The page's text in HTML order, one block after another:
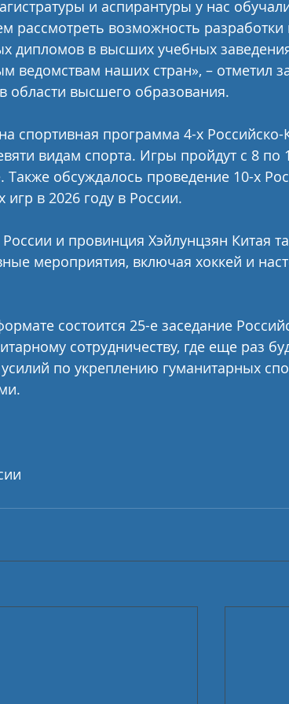
и аспирантуры у нас
рассмотреть возможность разработки
дипломов в высших учебных
ведомствам наших стран», – отметил
области высшего образования.
спортивная программа 4-х Российско-
видам спорта. Игры пройдут с 8 по
обсуждалось проведение 10-х
в 2026 году в России.
и провинция Хэйлунцзян Китая
мероприятия, включая хоккей и
состоится 25-е заседание
сотрудничеству, где еще раз
по укреплению гуманитарных